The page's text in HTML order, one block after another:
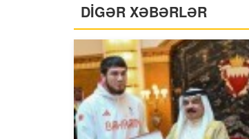
DİGƏR XƏBƏRLƏR